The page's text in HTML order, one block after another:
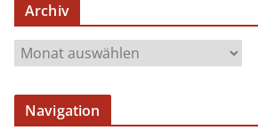
Archiv
Navigation